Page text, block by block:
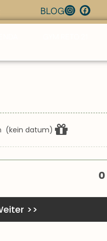
BLOG